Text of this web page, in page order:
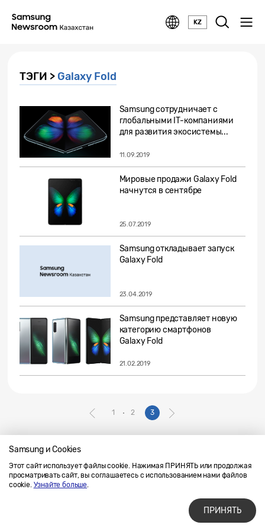
KZ
Samsung и Cookies
Этот сайт использует файлы cookie. Нажимая ПРИНЯТЬ или продолжая
просматривать сайт, вы соглашаетесь с использованием нами файлов
cookie. Узнайте больше.
ПРИНЯТЬ
ТЭГИ > Galaxy Fold
Samsung сотрудничает с
глобальными IT-компаниями
для развития экосистемы...
11.09.2019
Мировые продажи Galaxy Fold
начнутся в сентябре
25.07.2019
Samsung откладывает запуск
Galaxy Fold
23.04.2019
Samsung представляет новую
категорию смартфонов
Galaxy Fold
21.02.2019
1 2 3
Напишите нам
SAMSUNG.COM
Условия использования материалов